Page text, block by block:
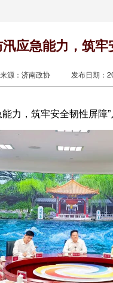
应急能力，筑
源：济南政协 发布日期：
力，筑牢安全韧性屏障